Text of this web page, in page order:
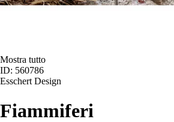
Mostra tutto
ID: 560786
Esschert Design
Fiammiferi